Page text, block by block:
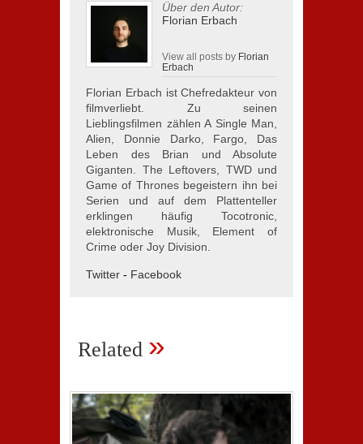
Über den Autor:
Florian Erbach
View all posts by Florian
Erbach
Florian Erbach ist Chefredakteur von
filmverliebt. Zu seinen
Lieblingsfilmen zählen A Single Man,
Alien, Donnie Darko, Fargo, Das
Leben des Brian und Absolute
Giganten. The Leftovers, TWD und
Game of Thrones begeistern ihn bei
Serien und auf dem Plattenteller
erklingen häufig Tocotronic,
elektronische Musik, Element of
Crime oder Joy Division.
Twitter - Facebook
Related »